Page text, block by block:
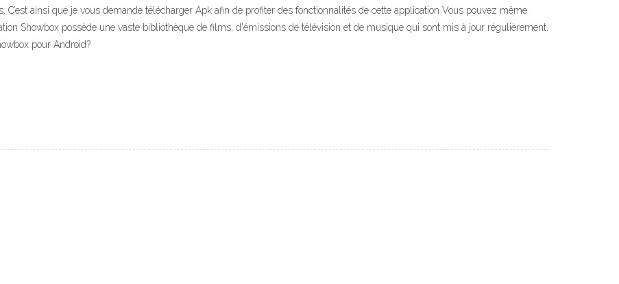
C’est ainsi que je vous demande télécharger Apk afin de profiter des fonctionnalités de cette application Vous pouvez même
Showbox possède une vaste bibliothèque de films, d'émissions de télévision et de musique qui sont mis à jour régulièrement.
pour Android?